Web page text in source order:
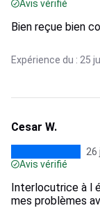
Avis vérifié
Bien reçue bien
Expérience du : 25
Cesar W.
26
Avis vérifié
Interlocutrice à l
mes problèmes